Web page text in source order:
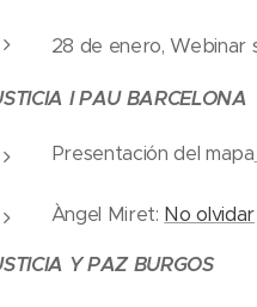
28 de enero, Webinar
I PAU BARCELONA
Presentación del mapa
Àngel Miret: No olvidar
Y PAZ BURGOS